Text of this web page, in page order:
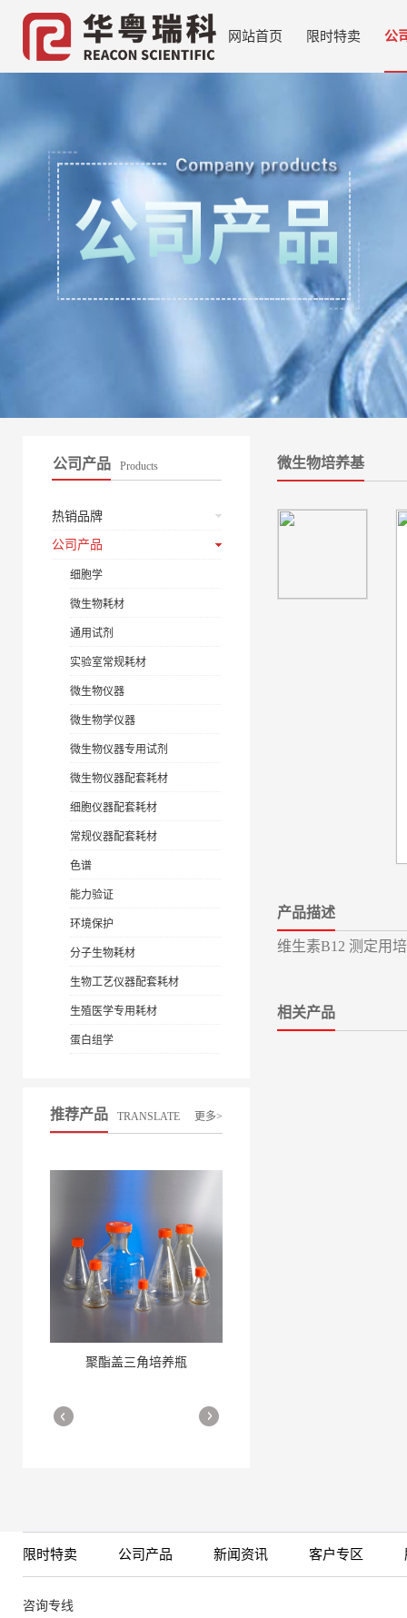
网站首页 限时特卖 公
公司产品 Products
热销品牌
公司产品
细胞学
微生物耗材
通用试剂
实验室常规耗材
微生物仪器
微生物学仪器
微生物仪器专用试剂
微生物仪器配套耗材
细胞仪器配套耗材
常规仪器配套耗材
色谱
能力验证
环境保护
分子生物耗材
生物工艺仪器配套耗材
生殖医学专用耗材
蛋白组学
推荐产品 TRANSLATE 更多>
聚酯盖三角培养瓶
细胞培养瓶
More
微生物培养基
产品描述
维生素B12 测定用
相关产品
限时特卖 公司产品 新闻资讯 客户专区
咨询专线